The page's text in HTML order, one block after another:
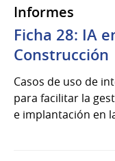
Informes
Ficha 28: IA
Construcción
Casos de uso de
para facilitar la
e implantación en